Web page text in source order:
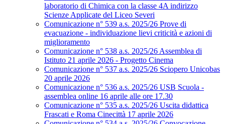
laboratorio di Chimica con la classe 4A indirizzo
Scienze Applicate del Liceo Severi
Comunicazione n° 539 a.s. 2025/26 Prove di
evacuazione - individuazione lievi criticità e azioni di
miglioramento
Comunicazione n° 538 a.s. 2025/26 Assemblea di
Istituto 21 aprile 2026 - Progetto Cinema
Comunicazione n° 537 a.s. 2025/26 Sciopero Unicobas
20 aprile 2026
Comunicazione n° 536 a.s. 2025/26 USB Scuola -
assemblea online 16 aprile alle ore 17.30
Comunicazione n° 535 a.s. 2025/26 Uscita didattica
Frascati e Roma Cinecittà 17 aprile 2026